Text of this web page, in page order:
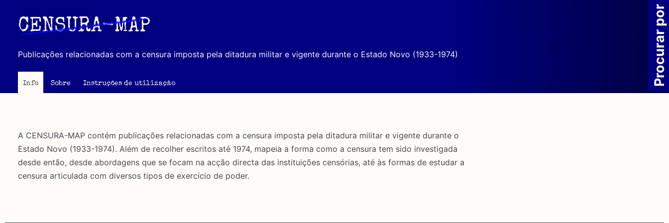
principal
CENSURA-MAP
Publicações relacionadas com a censura imposta pela ditadura militar e vigente durante o Estado Novo (1933-1974)
Info Sobre Instruções de utilização
A CENSURA-MAP contém publicações relacionadas com a censura imposta pela ditadura militar e vigente durante o
Estado Novo (1933-1974). Além de recolher escritos até 1974, mapeia a forma como a censura tem sido investigada
desde então, desde abordagens que se focam na acção directa das instituições censórias, até às formas de estudar a
censura articulada com diversos tipos de exercício de poder.
Procurar por